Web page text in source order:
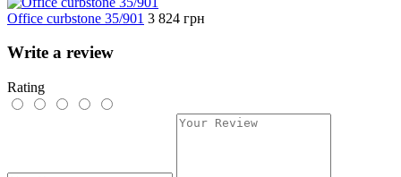
Office curbstone 35/901 3 824 грн
Write a review
Rating